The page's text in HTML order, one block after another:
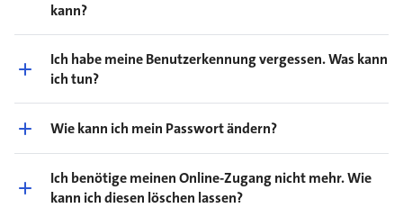
kann?
Ich habe meine Benutzerkennung vergessen. Was kann
ich tun?
Wie kann ich mein Passwort ändern?
Ich benötige meinen Online-Zugang nicht mehr. Wie
kann ich diesen löschen lassen?